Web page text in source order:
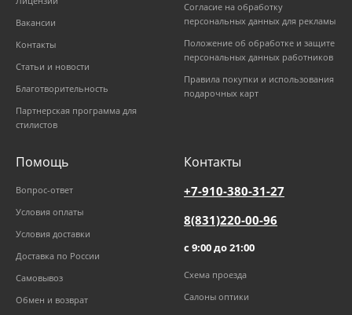
Вакансии
Контакты
Статьи и новости
Благотворительность
Партнерская программа для
стилистов
Согласие на обработку
персональных данных для рекламы
Положение об обработке и защите
персональных данных работников
Правила покупки и использования
подарочных карт
Помощь
Вопрос-ответ
Условия оплаты
Условия доставки
Доставка по России
Самовывоз
Обмен и возврат
Контакты
+7-910-380-31-27
8(831)220-00-96
с 9:00 до 21:00
Схема проезда
Салоны оптики